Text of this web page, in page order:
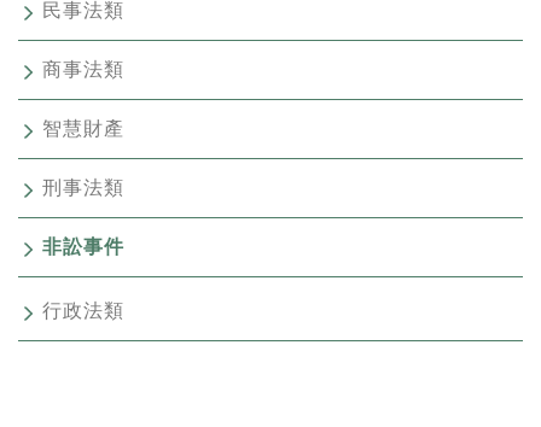
民事法類
商事法類
智慧財產
刑事法類
非訟事件
行政法類